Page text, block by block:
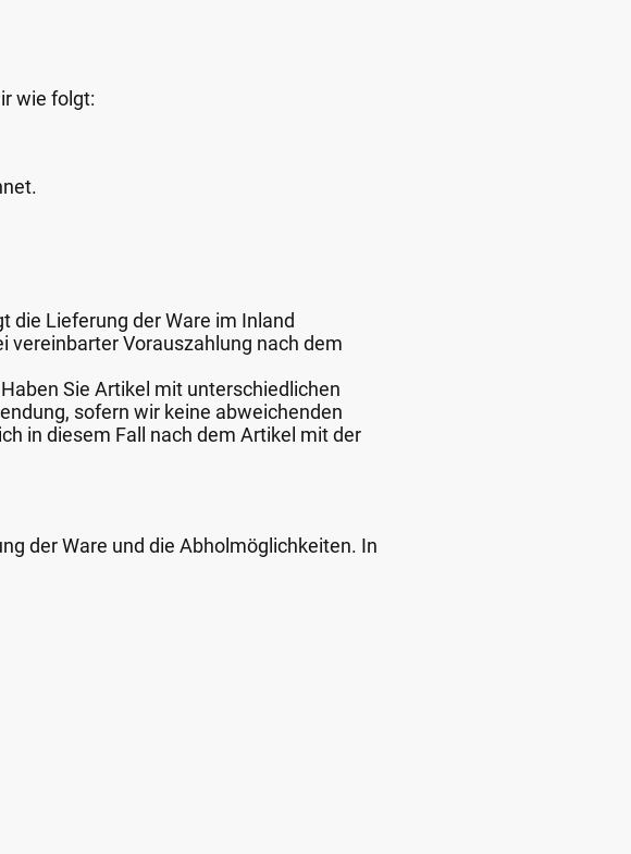
wie folgt:
die Lieferung der Ware im Inland
vereinbarter Vorauszahlung nach dem
Sie Artikel mit unterschiedlichen
sofern wir keine abweichenden
in diesem Fall nach dem Artikel mit der
der Ware und die Abholmöglichkeiten. In